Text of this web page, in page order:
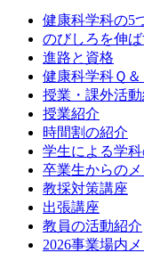
健康科学科の5
のびしろを伸
進路と資格
健康科学科Ｑ＆
授業・課外活
授業紹介
時間割の紹介
学生による学
卒業生からの
教採対策講座
出張講座
教員の活動紹介
2026事業場内